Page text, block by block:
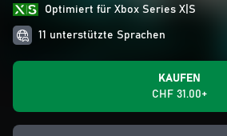
Optimiert für Xbox Series X|S
11 unterstützte Sprachen
KAUFEN
CHF 31.00+